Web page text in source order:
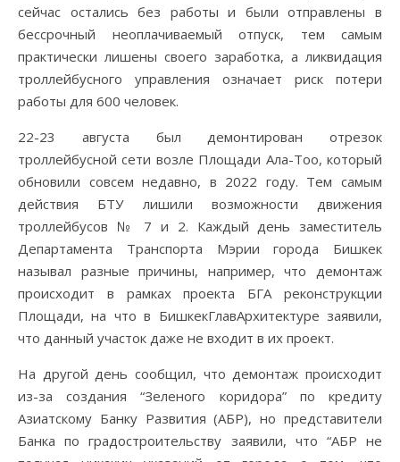
сейчас остались без работы и были отправлены в
бессрочный неоплачиваемый отпуск, тем самым
практически лишены своего заработка, а ликвидация
троллейбусного управления означает риск потери
работы для 600 человек.
22-23 августа был демонтирован отрезок
троллейбусной сети возле Площади Ала-Тоо, который
обновили совсем недавно, в 2022 году. Тем самым
действия БТУ лишили возможности движения
троллейбусов № 7 и 2. Каждый день заместитель
Департамента Транспорта Мэрии города Бишкек
называл разные причины, например, что демонтаж
происходит в рамках проекта БГА реконструкции
Площади, на что в БишкекГлавАрхитектуре заявили,
что данный участок даже не входит в их проект.
На другой день сообщил, что демонтаж происходит
из-за создания “Зеленого коридора” по кредиту
Азиатскому Банку Развития (АБР), но представители
Банка по градостроительству заявили, что “АБР не